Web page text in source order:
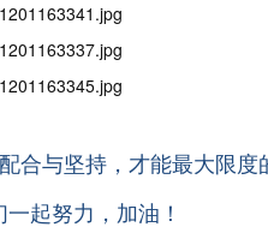
合与坚持，才能最大限
起努力，加油！